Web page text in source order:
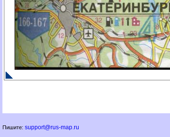
Пишите: support@rus-map.ru